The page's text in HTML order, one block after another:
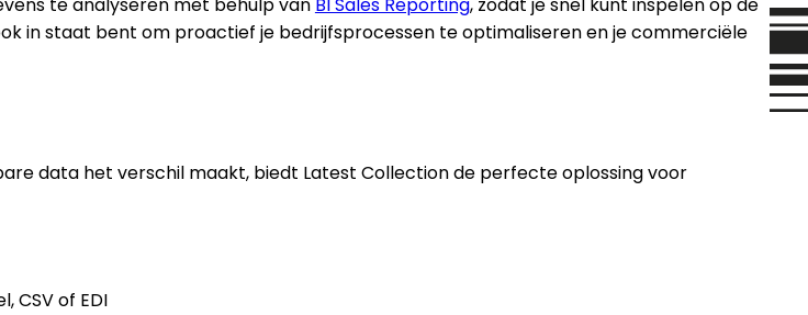
te analyseren met behulp van BI Sales Reporting, zodat je snel kunt inspelen op de
in staat bent om proactief je bedrijfsprocessen te optimaliseren en je commerciële
data het verschil maakt, biedt Latest Collection de perfecte oplossing voor
CSV of EDI